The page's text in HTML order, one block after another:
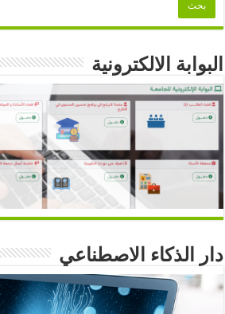
البوابة الالكترونية
دار الذكاء الاصطناعي